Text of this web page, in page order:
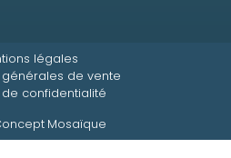
Mosaïque
légales
de vente
de confidentialité